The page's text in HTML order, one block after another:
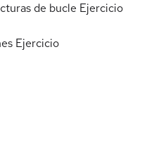
de bucle Ejercicio
Ejercicio